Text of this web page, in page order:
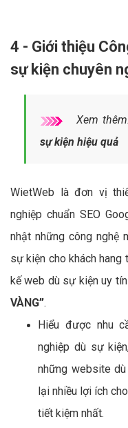
4 - Giới thiệu
sự kiện chuyên
Xem
sự kiện hiệu quả
WietWeb là đơn vị
nghiệp chuẩn SEO
nhật những công nghệ
sự kiện cho khách
kế web dù sự kiện uy
VÀNG”.
Hiểu được nhu
nghiệp dù sự
những website
lại nhiều lợi ích
tiết kiệm nhất.